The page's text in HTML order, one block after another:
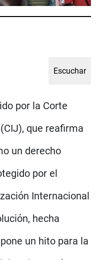
por la Corte
que reafirma
un derecho
por el
Internacional
hecha
un hito para la